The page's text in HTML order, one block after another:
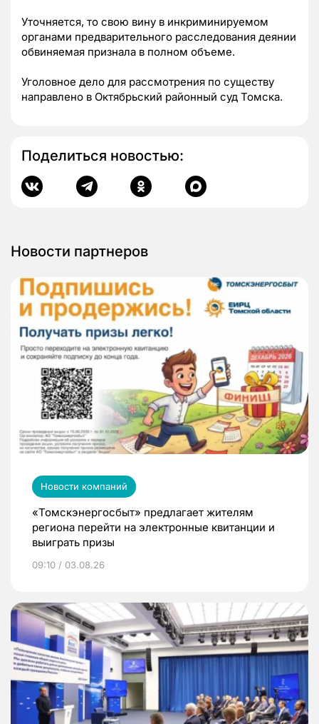
Уточняется, то свою вину в инкриминируемом
органами предварительного расследования деянии
обвиняемая признала в полном объеме.
Уголовное дело для рассмотрения по существу
направлено в Октябрьский районный суд Томска.
Поделиться новостью:
Новости партнеров
Новости компаний
«Томскэнергосбыт» предлагает жителям
региона перейти на электронные квитанции и
выиграть призы
09:10 / 03.08.26